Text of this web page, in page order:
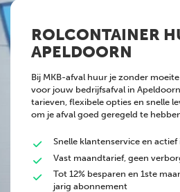
ROLCONTAINER
APELDOORN
Bij MKB-afval huur je zonder
voor jouw bedrijfsafval in
tarieven, flexibele opties en snelle
om je afval goed geregeld te
Snelle klantenservice en
Vast maandtarief, geen
Tot 12% besparen en 1ste
jarig abonnement